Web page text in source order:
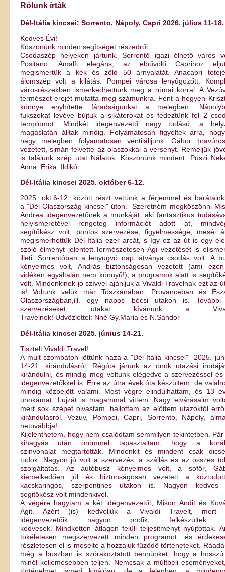
Rólunk írták
Dél-Itália kincsei: Sorrento, Nápoly, Capri 2026. július 11-18.
Kedves Évi!
Köszönünk minden segítséget részedről.
Csodaszép helyeken jártunk. Sorrentó igazi élhető város
Positano, Amalfi elegáns, az elbűvölő Caprihoz
megismertük a kék és zöld 50 árnyalatát. Anacapri
álomszép volt a kilátás. Pompei városa lenyűgözőtt.
városrészekben ismerkedhettünk meg a római korral. A
természet erejét mutatta meg számunkra. Fent a hegyen
könnye enyhítette fáradságunkat a melegben.
fukszokat levéve bújtuk a sikátorokat és fedeztünk fel 2
templomot. Mindkét idegenvezető nagy tudású, a
magaslatán álltak mindig. Folyamatosan figyeltek arra,
nagy melegben folyamatosan ventilálljunk. Gábor
vezetett, simán felvette az olaszokkal a versenyt. Reméljük
is találunk szép utat Nálatok. Köszönünk mindent. Puszi
Anna, Erika, Ildikó
Dél-Itália kincsei 2025. október 6-12.
2025. okt.6-12. között részt vettünk a férjemmel és
a "Dél-Olaszország kincsei" úton. Szeretném megköszönni
Andrea idegenvezetőnek a munkáját, aki fantasztikus
helyismeretével rengeteg információt adott át,
segítőkész volt, pontos szervezése, figyelmessége, meséi
megismerhettük Dél-Itália ezer arcát, s így ez az út is egy
szóló élményt jelentett.Természetesen Ági vezetését is
illeti. Sorrentóban a lenyugvó nap látványa csodás volt. A
kényelmes volt, András biztonságosan vezetett (ami
vidéken egyáltalán nem könnyű!), a programok alatt is
volt. Mindenkinek jó szívvel ajánljuk a Vivaldi Travelnak ezt az
is! Voltunk velük màr Toszkánában, Provanceban és
Olaszországban,ill. egy napos bécsi utakon is.
szervezéseket, utakat kívánunk a
Travelnek! Üdvözlettel: Nné Gy.Mária és N.Sándor
Dél-Itália kincsei 2025. június 14-21.
Tisztelt Vivaldi Travel!
A múlt szombaton jöttünk haza a "Dél-Itália kincsei" 2025.
14-21. kirándulásról. Régóta járunk az önök utazási
kirándulni, és mindig meg voltunk elégedve a szervezéssel és
idegenvezetőkkel is. Erre az útra évek óta készültem, de
mindig közbejött valami. Most végre elindulhattam, és 13
unokámat, Lujzát is magammal vittem. Nagy elvárásaim
mert sok szépet olvastam, hallottam az előttem utazóktól
kirándulásról. Vezuv, Pompei, Capri, Sorrento, Nápoly,
netovábbja!
Kijelenthetem, hogy nem csalódtam semmilyen tekintetben.
kihagyás után örömmel tapasztaltam, hogy a
szinvonalat megtartották. Mindenkit és mindent csak
tudok. Nagyon jó volt a szervezés, a szállás és az összes
szolgáltatás. Az autóbusz kényelmes volt, a sofőr,
kiemelkedően jól és biztonságosan vezetett a
kacskaringós, szerpentines utakon is. Nagyon kedves
segitőkész volt mindenkivel.
A végére hagytam a két idegenvezetőt, Mison Andit és
Ágit. Azért (is) kedveljük a Vivaldi Travelt, mert
idegenvezetőik nagyon profik, felkészültek
kedvesek. Mindketten átlagon felüli teljesitményt nyújtottak.
tökéletesen megszervezett minden programot, és
részletesen el is mesélte a hozzájuk fűződő történeteket.
még a buszban is szórakoztatott bennünket, hogy a
minél kellemesebben teljen. Nemcsak a múltbeli